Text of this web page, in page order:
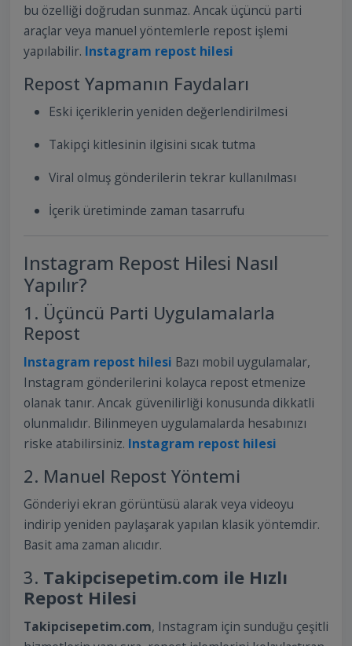
bu özelliği doğrudan sunmaz. Ancak üçüncü parti
araçlar veya manuel yöntemlerle repost işlemi
yapılabilir. Instagram repost hilesi
Repost Yapmanın Faydaları
Eski içeriklerin yeniden değerlendirilmesi
Takipçi kitlesinin ilgisini sıcak tutma
Viral olmuş gönderilerin tekrar kullanılması
İçerik üretiminde zaman tasarrufu
Instagram Repost Hilesi Nasıl
Yapılır?
1. Üçüncü Parti Uygulamalarla
Repost
Instagram repost hilesi Bazı mobil uygulamalar,
Instagram gönderilerini kolayca repost etmenize
olanak tanır. Ancak güvenilirliği konusunda dikkatli
olunmalıdır. Bilinmeyen uygulamalarda hesabınızı
riske atabilirsiniz. Instagram repost hilesi
2. Manuel Repost Yöntemi
Gönderiyi ekran görüntüsü alarak veya videoyu
indirip yeniden paylaşarak yapılan klasik yöntemdir.
Basit ama zaman alıcıdır.
3. Takipcisepetim.com ile Hızlı
Repost Hilesi
Takipcisepetim.com, Instagram için sunduğu çeşitli